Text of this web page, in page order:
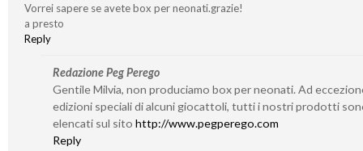
Vorrei sapere se avete box per neonati.grazie!
a presto
Reply
Redazione Peg Perego
Gentile Milvia, non produciamo box per neonati. Ad
edizioni speciali di alcuni giocattoli, tutti i nostri prodotti
elencati sul sito http://www.pegperego.com
Reply